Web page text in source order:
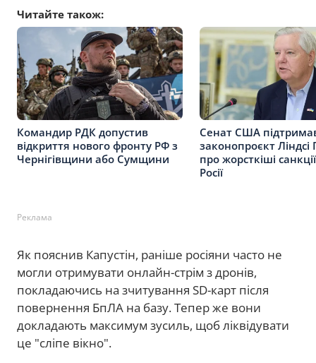
Читайте також:
Командир РДК допустив
відкриття нового фронту РФ з
Чернігівщини або Сумщини
Сенат США
законопроєкт Ліндсі
про жорсткіші
Росії
Реклама
Як пояснив Капустін, раніше росіяни часто не
могли отримувати онлайн-стрім з дронів,
покладаючись на зчитування SD-карт після
повернення БпЛА на базу. Тепер же вони
докладають максимум зусиль, щоб ліквідувати
це "сліпе вікно".